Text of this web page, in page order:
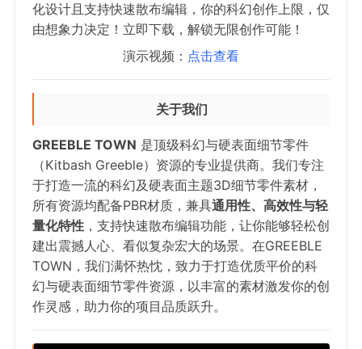
化设计且支持快速散布编辑，你的科幻创作上限，仅
由想象力决定！立即下载，解锁无限创作可能！
演示视频： 点击查看
关于我们
GREEBLE TOWN 是顶级科幻与硬表面细节零件
（Kitbash Greeble）资源的专业提供商。我们专注
于打造一流的科幻及硬表面主题3D细节零件素材，
所有资源均配备PBR材质，兼具通用性、高效性与轻
量化特性 ，支持快速散布编辑功能，让你能够轻松创
建出震撼人心、看似复杂宏大的场景。在GREEBLE
TOWN，我们满怀热忱，致力于打造优质平价的科
幻与硬表面细节零件资源，以丰富的素材激发你的创
作灵感，助力你的项目品质跃升。